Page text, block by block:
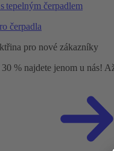
tepelným čerpadlem
čerpadla
pro nové zákazníky
% najdete jenom u nás!